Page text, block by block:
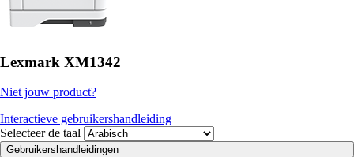
Lexmark XM1342
Niet jouw product?
Interactieve gebruikershandleiding
Selecteer de taal
Gebruikershandleidingen